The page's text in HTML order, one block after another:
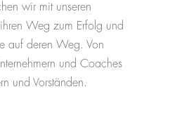
wir mit unseren
Weg zum Erfolg und
auf deren Weg. Von
und Coaches
und Vorständen.